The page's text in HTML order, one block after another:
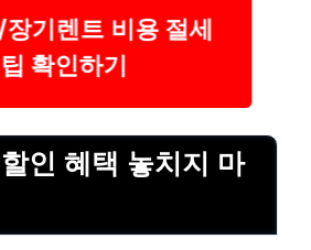
기렌트 비용 절세
팁 확인하기
인 혜택 놓치지 마